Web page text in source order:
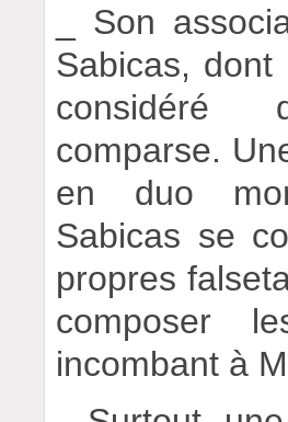
_ Son
Sabicas, dont
comparse.
en duo
Sabicas se
propres
composer
incombant à